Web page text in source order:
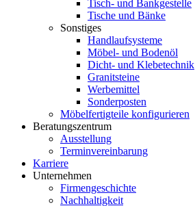
Tisch- und Bankgestelle
Tische und Bänke
Sonstiges
Handlaufsysteme
Möbel- und Bodenöl
Dicht- und Klebetechnik
Granitsteine
Werbemittel
Sonderposten
Möbelfertigteile konfigurieren
Beratungszentrum
Ausstellung
Terminvereinbarung
Karriere
Unternehmen
Firmengeschichte
Nachhaltigkeit